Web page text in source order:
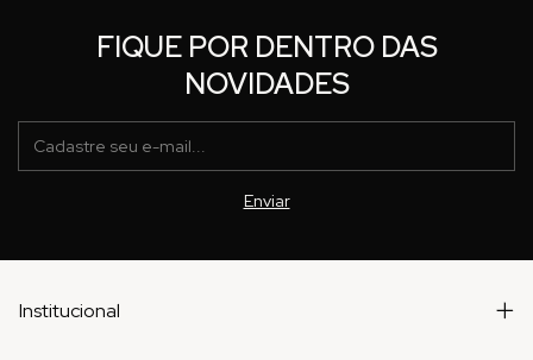
FIQUE POR DENTRO DAS
NOVIDADES
Institucional